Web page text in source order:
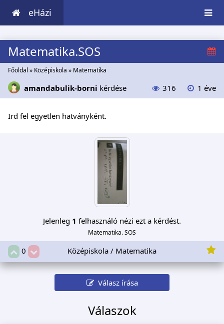
eHázi
Matematika.SOS
Főoldal » Középiskola » Matematika
amandabulik-borni kérdése 316 1 éve
Ird fel egyetlen hatványként.
Jelenleg 1 felhasználó nézi ezt a kérdést.
Matematika. SOS
0 Középiskola / Matematika
Válasz írása
Válaszok